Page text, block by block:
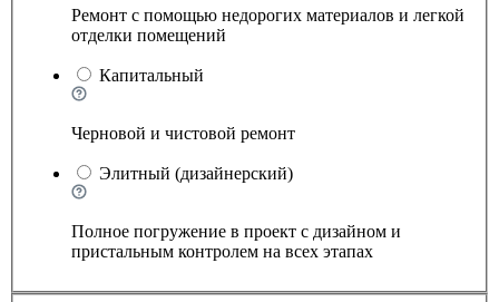
Ремонт с помощью недорогих материалов и легкой
отделки помещений
Капитальный
Черновой и чистовой ремонт
Элитный (дизайнерский)
Полное погружение в проект с дизайном и
пристальным контролем на всех этапах